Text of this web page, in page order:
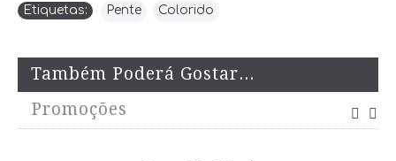
Etiquetas: Pente Colorido
Também Poderá Gostar...
Promoções